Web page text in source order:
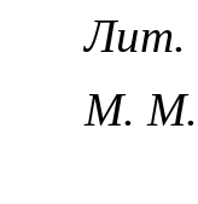
Лит.
М. М.